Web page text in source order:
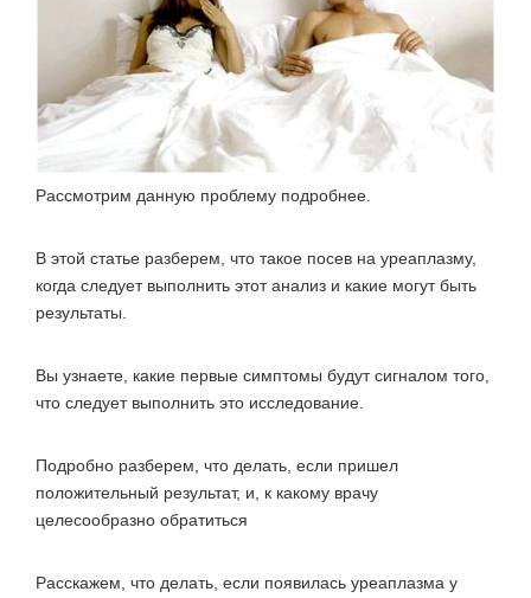
Рассмотрим данную проблему подробнее.
В этой статье разберем, что такое посев на уреаплазму,
когда следует выполнить этот анализ и какие могут быть
результаты.
Вы узнаете, какие первые симптомы будут сигналом того,
что следует выполнить это исследование.
Подробно разберем, что делать, если пришел
положительный результат, и, к какому врачу
целесообразно обратиться
Расскажем, что делать, если появилась уреаплазма у